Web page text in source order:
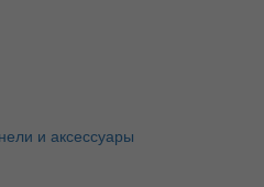
и аксессуары